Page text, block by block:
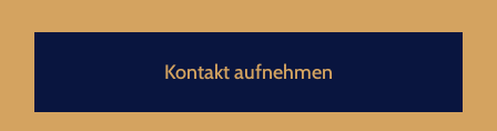
Kontakt aufnehmen